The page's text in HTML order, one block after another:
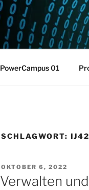
Home of the LPAR-
PowerCampus 01
SCHLAGWORT:
VERÖFFENTLICHT
AM
OKTOBER 6, 2022
Verwalten